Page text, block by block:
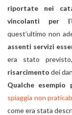
riportate nei
vincolanti per
quest’ultimo non
assenti servizi
era stato previsto,
risarcimento dei
Qualche esempio
spiaggia non
come era stata